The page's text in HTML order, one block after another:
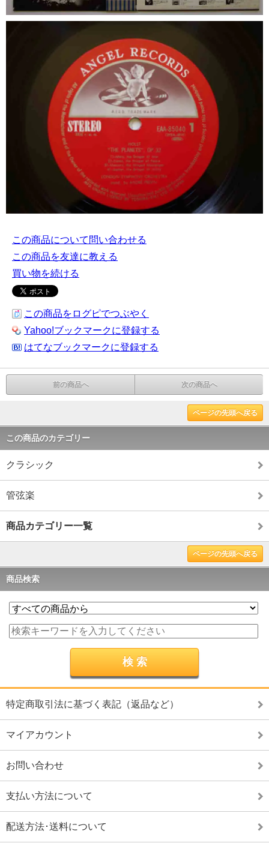
この商品について問い合わせる
この商品を友達に教える
買い物を続ける
この商品をログピでつぶやく
Yahoo!ブックマークに登録する
はてなブックマークに登録する
前の商品へ 次の商品へ
ページの先頭へ戻る
この商品のカテゴリー
クラシック
管弦楽
商品カテゴリー一覧
ページの先頭へ戻る
商品検索
特定商取引法に基づく表記（返品など）
マイアカウント
お問い合わせ
支払い方法について
配送方法･送料について